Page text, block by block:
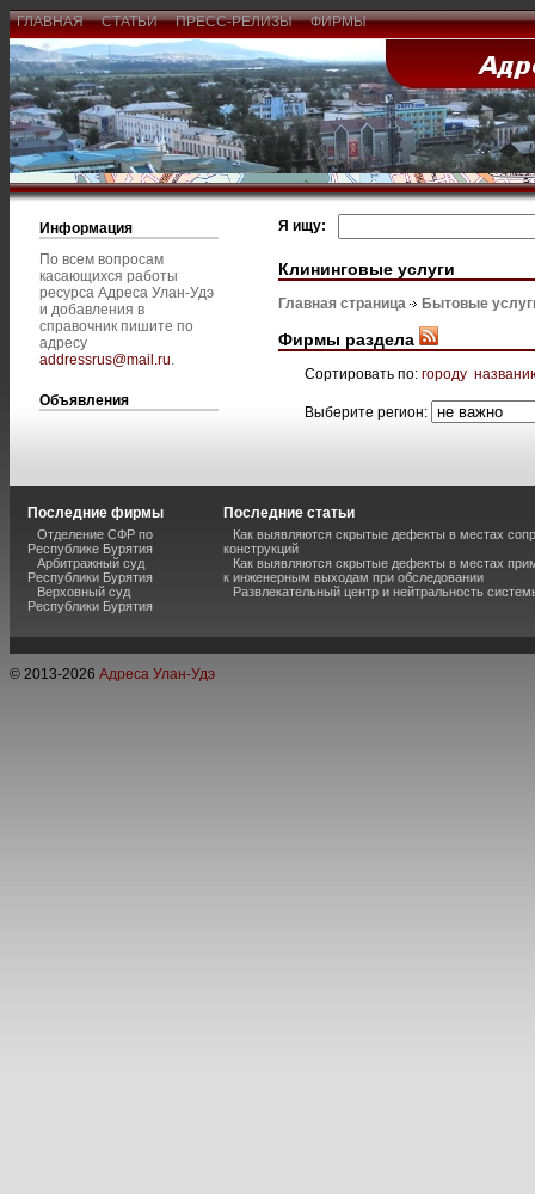
ГЛАВНАЯ СТАТЬИ ПРЕСС-РЕЛИЗЫ ФИРМЫ
Информация
По всем вопросам
касающихся работы
ресурса Адреса Улан-Удэ
и добавления в
справочник пишите по
адресу
addressrus@mail.ru.
Объявления
Я ищу:
Клининговые услуги
Главная страница Бытовые
Фирмы раздела
Сортировать по: городу
Выберите регион:
Последние фирмы
Отделение СФР по
Республике Бурятия
Арбитражный суд
Республики Бурятия
Верховный суд
Республики Бурятия
Последние статьи
Как выявляются скрытые дефекты в местах
конструкций
Как выявляются скрытые дефекты в местах
к инженерным выходам при обследовании
Развлекательный центр и нейтральность
© 2013-2026 Адреса Улан-Удэ